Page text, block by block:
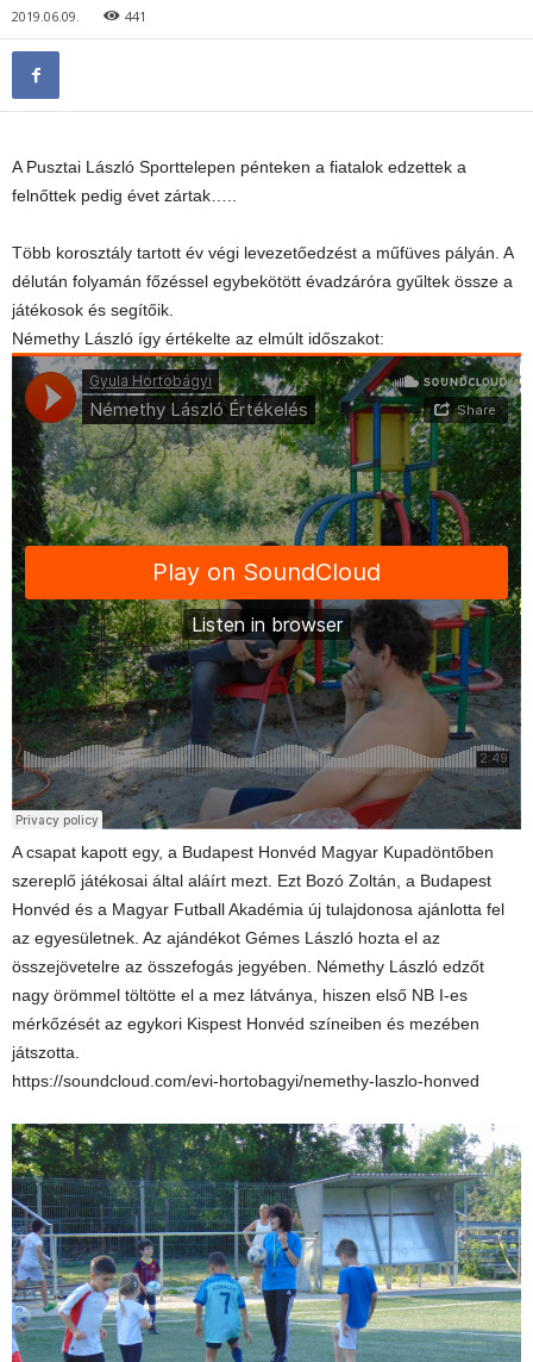
2019.06.09. 441
A Pusztai László Sporttelepen pénteken a fiatalok edzettek a
felnőttek pedig évet zártak…..
Több korosztály tartott év végi levezetőedzést a műfüves pályán. A
délután folyamán főzéssel egybekötött évadzáróra gyűltek össze a
játékosok és segítőik.
Némethy László így értékelte az elmúlt időszakot:
A csapat kapott egy, a Budapest Honvéd Magyar Kupadöntőben
szereplő játékosai által aláírt mezt. Ezt Bozó Zoltán, a Budapest
Honvéd és a Magyar Futball Akadémia új tulajdonosa ajánlotta fel
az egyesületnek. Az ajándékot Gémes László hozta el az
összejövetelre az összefogás jegyében. Némethy László edzőt
nagy örömmel töltötte el a mez látványa, hiszen első NB I-es
mérkőzését az egykori Kispest Honvéd színeiben és mezében
játszotta.
https://soundcloud.com/evi-hortobagyi/nemethy-laszlo-honved